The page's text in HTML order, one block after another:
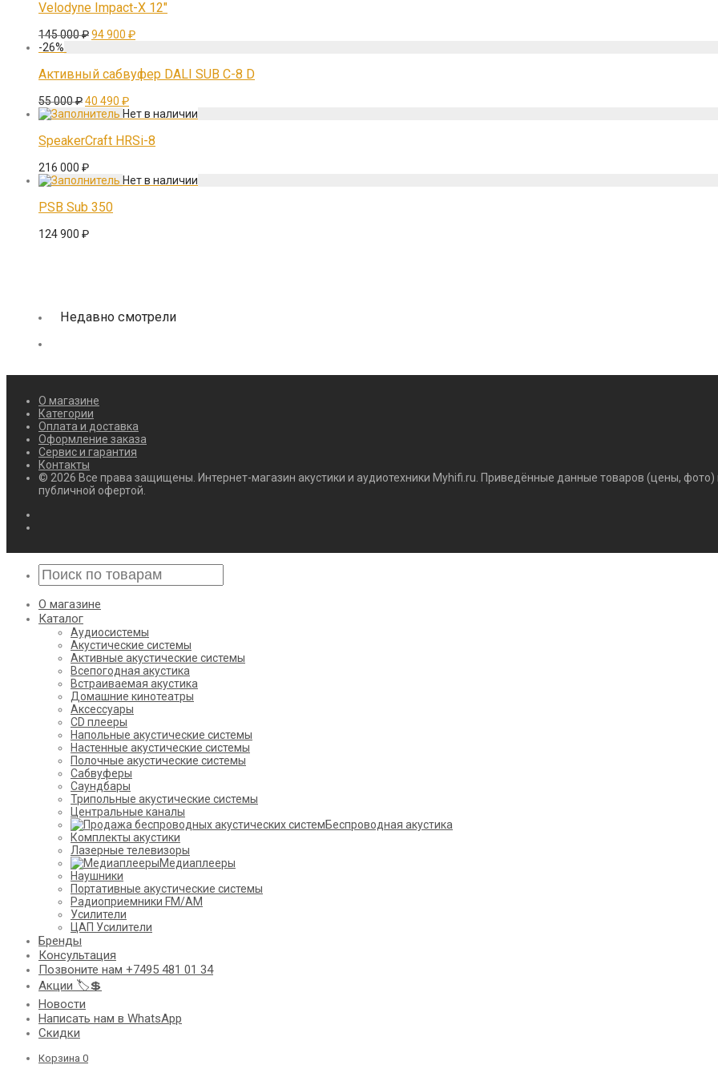
Velodyne Impact-X 12″
145 000₽Первоначальная
145
94 900 ₽Текущая
900 ₽.
-26%
Активный сабвуфер DALI SUB C-8 D
55 000₽Первоначальная
цена
55
40 490 ₽Текущая
цена:
490 ₽.
SpeakerCraft HRSi-8
216 000 ₽
PSB Sub 350
124 900 ₽
Недавно смотрели
О магазине
Категории
Оплата и доставка
Оформление заказа
Сервис и гарантия
Контакты
© 2026 Все права защищены. Интернет-магазин акустики и аудиотехники Myhifi.ru. Приведённые данные товаров (цены,
публичной офертой.
О магазине
Каталог
Аудиосистемы
Акустические системы
Активные акустические системы
Всепогодная акустика
Встраиваемая акустика
Домашние кинотеатры
Аксессуары
CD плееры
Напольные акустические системы
Настенные акустические системы
Полочные акустические системы
Сабвуферы
Саундбары
Трипольные акустические системы
Центральные каналы
Беспроводная акустика
Комплекты акустики
Лазерные телевизоры
Медиаплееры
Наушники
Портативные акустические системы
Радиоприемники FM/AM
Усилители
ЦАП Усилители
Бренды
Консультация
Позвоните нам +7495 481 01 34
Акции 🏷️💲
Новости
Написать нам в WhatsApp
Скидки
Корзина 0